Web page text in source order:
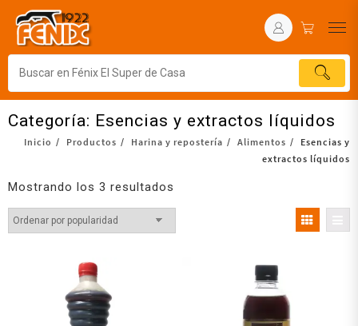
Categoría: Esencias y extractos líquidos
Inicio Productos Harina y repostería Alimentos
Esencias y
extractos líquidos
Mostrando los 3 resultados